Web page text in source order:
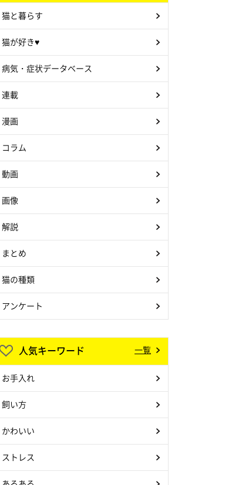
猫と暮らす
猫が好き♥
病気・症状データベース
連載
漫画
コラム
動画
画像
解説
まとめ
猫の種類
アンケート
人気キーワード 一覧
お手入れ
飼い方
かわいい
ストレス